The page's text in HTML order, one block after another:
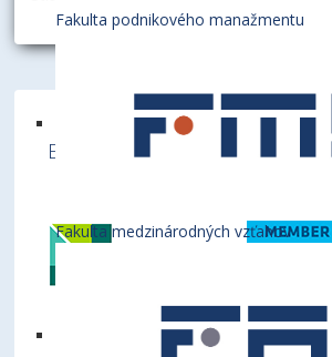
Fakulta podnikového manažmentu
Fakulta medzinárodných vzťahov
Ekonomická univerzita v